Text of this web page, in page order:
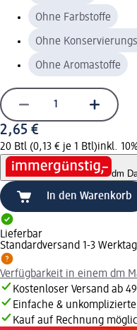
Ohne Farbstoffe
Ohne
Ohne Aromastoffe
2,65 €
20 Btl (0,13 € je 1 Btl)inkl.
dm
In den Warenkorb
Lieferbar
Standardversand 1-3
Verfügbarkeit in einem dm
Kostenloser Versand ab
Einfache & unkomplizierte
Kauf auf Rechnung